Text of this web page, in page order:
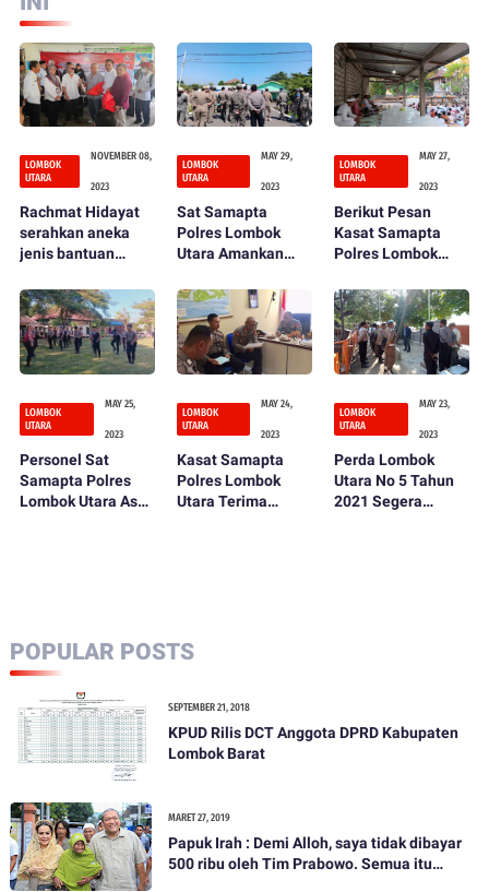
LOMBOK
UTARA
NOVEMBER 08,
2023
Rachmat Hidayat
serahkan aneka
jenis bantuan
rahabilitasi sosial (
Atensi ) bagi
penyandang
disabilitas di
lombok Utara
LOMBOK
UTARA
MAY 29,
2023
Sat Samapta
Polres Lombok
Utara Amankan
Kantor Bupati
Lombok Utara
LOMBOK
UTARA
MAY 27,
2023
Berikut Pesan
Kasat Samapta
Polres Lombok
Menghadiri
Dharma Yatra Sima
Krama
LOMBOK
UTARA
MAY 25,
2023
Personel Sat
Samapta Polres
Lombok Utara Asah
LOMBOK
UTARA
MAY 24,
2023
Kasat Samapta
Polres Lombok
Utara Terima
LOMBOK
UTARA
MAY 23,
2023
Perda Lombok
Utara No 5 Tahun
2021 Segera
POPULAR POSTS
SEPTEMBER 21, 2018
KPUD Rilis DCT Anggota DPRD Kabupaten
Lombok Barat
MARET 27, 2019
Papuk Irah : Demi Alloh, saya tidak dibayar
500 ribu oleh Tim Prabowo. Semua itu